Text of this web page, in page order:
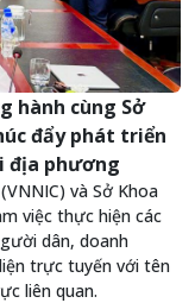
hành cùng Sở
đẩy phát triển
địa phương
và Sở Khoa
việc thực hiện các
dân, doanh
trực tuyến với tên
liên quan.